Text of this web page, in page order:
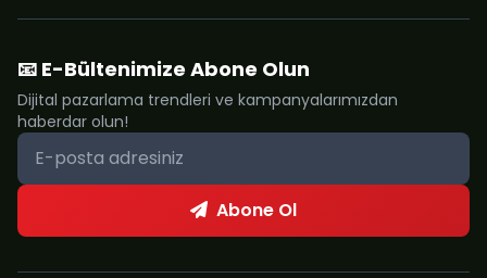
📧 E-Bültenimize Abone Olun
Dijital pazarlama trendleri ve kampanyalarımızdan
haberdar olun!
Abone Ol